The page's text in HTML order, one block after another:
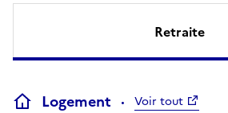
Retraite
Logement Voir tout